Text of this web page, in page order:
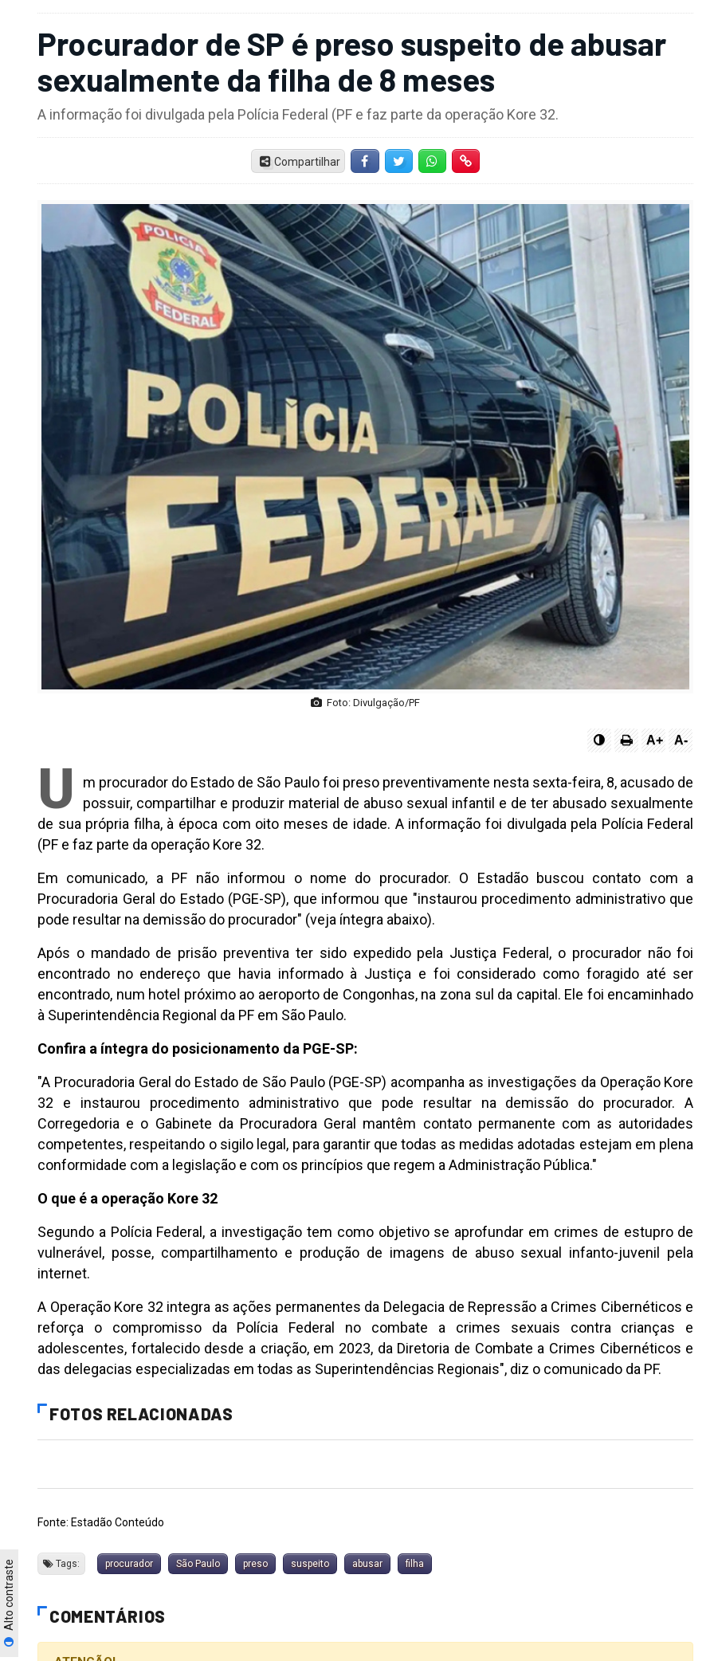
Alto contraste
Procurador de SP é preso suspeito de abusar
sexualmente da filha de 8 meses
A informação foi divulgada pela Polícia Federal (PF e faz parte da operação Kore 32.
Compartilhar FacebookTwitter Whatsapp
Foto: Divulgação/PF
A+ A-
U
m procurador do Estado de São Paulo foi preso preventivamente nesta sexta-feira, 8, acusado de
possuir, compartilhar e produzir material de abuso sexual infantil e de ter abusado sexualmente
de sua própria filha, à época com oito meses de idade. A informação foi divulgada pela Polícia Federal
(PF e faz parte da operação Kore 32.
Em comunicado, a PF não informou o nome do procurador. O Estadão buscou contato com a
Procuradoria Geral do Estado (PGE-SP), que informou que "instaurou procedimento administrativo que
pode resultar na demissão do procurador" (veja íntegra abaixo).
Após o mandado de prisão preventiva ter sido expedido pela Justiça Federal, o procurador não foi
encontrado no endereço que havia informado à Justiça e foi considerado como foragido até ser
encontrado, num hotel próximo ao aeroporto de Congonhas, na zona sul da capital. Ele foi encaminhado
à Superintendência Regional da PF em São Paulo.
Confira a íntegra do posicionamento da PGE-SP:
"A Procuradoria Geral do Estado de São Paulo (PGE-SP) acompanha as investigações da Operação Kore
32 e instaurou procedimento administrativo que pode resultar na demissão do procurador. A
Corregedoria e o Gabinete da Procuradora Geral mantêm contato permanente com as autoridades
competentes, respeitando o sigilo legal, para garantir que todas as medidas adotadas estejam em plena
conformidade com a legislação e com os princípios que regem a Administração Pública."
O que é a operação Kore 32
Segundo a Polícia Federal, a investigação tem como objetivo se aprofundar em crimes de estupro de
vulnerável, posse, compartilhamento e produção de imagens de abuso sexual infanto-juvenil pela
internet.
A Operação Kore 32 integra as ações permanentes da Delegacia de Repressão a Crimes Cibernéticos e
reforça o compromisso da Polícia Federal no combate a crimes sexuais contra crianças e
adolescentes, fortalecido desde a criação, em 2023, da Diretoria de Combate a Crimes Cibernéticos e
das delegacias especializadas em todas as Superintendências Regionais", diz o comunicado da PF.
FOTOS RELACIONADAS
Fonte: Estadão Conteúdo
Tags: procurador São Paulo preso suspeito abusar filha
COMENTÁRIOS